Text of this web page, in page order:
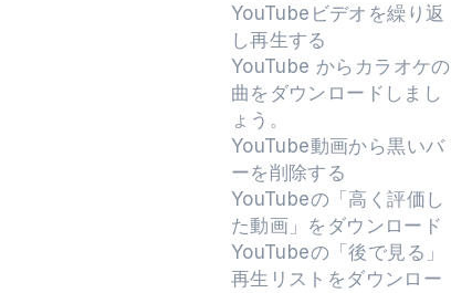
YouTubeビデオを繰り返
し再生する
YouTube からカラオケの
曲をダウンロードしまし
ょう。
YouTube動画から黒いバ
ーを削除する
YouTubeの「高く評価し
た動画」をダウンロード
YouTubeの「後で見る」
再生リストをダウンロー